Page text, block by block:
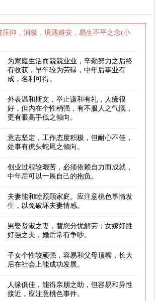
压抑，消极，境遇难安，易生不平之念(小
为家庭生活而兢兢业业，辛勤努力之后终
有收获，早年较为劳碌，中年后事业有
成，名利可得。
外表温和斯文，举止谦和有礼，人缘很
好，但内在个性稍强，有不服人之气慨，
更有眼高手低之倾向。
意志坚定，工作态度积极，但耐心不佳，
处事有虎头蛇尾之倾向。
创业过程较艰苦，必须依赖自力而成就，
中年后可以一展自己的抱负。
夫妻能和睦照顾家庭。应注意桃色事情发
生，以免破坏夫妻情感。
男娶贤淑之妻，替您分忧解劳；女嫁好胜
好强之夫，婚后常有争吵。
子女个性较顽强，容易和父母顶嘴，长大
后在社会上能成功发展。
人缘俱佳，能得亲朋之助，但容易和异性
接近，应注意桃色事件。